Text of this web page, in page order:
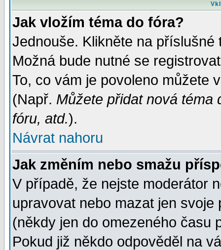
Jak vložím téma do fóra?
Jednouše. Klikněte na
Možná bude nutné se
To, co vám je povoleno můžete
(Např. Můžete přidat nová téma
fóru, atd.).
Návrat nahoru
Jak změním nebo smažu
V případě, že nejste moderátor
upravovat nebo mazat jen
(někdy jen do omezeného
Pokud již někdo odpověděl na